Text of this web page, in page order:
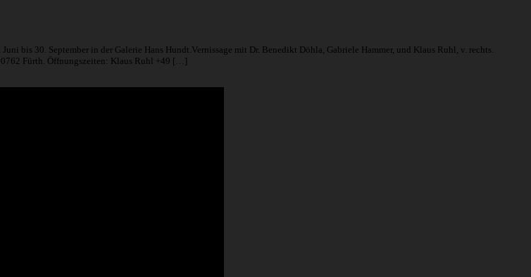
bis 30. September in der Galerie Hans Hundt.Vernissage mit Dr. Benedikt Döhla, Gabriele Hammer, und Klaus Ruhl, v. rechts.
Fürth. Öffnungszeiten: Klaus Ruhl +49 […]